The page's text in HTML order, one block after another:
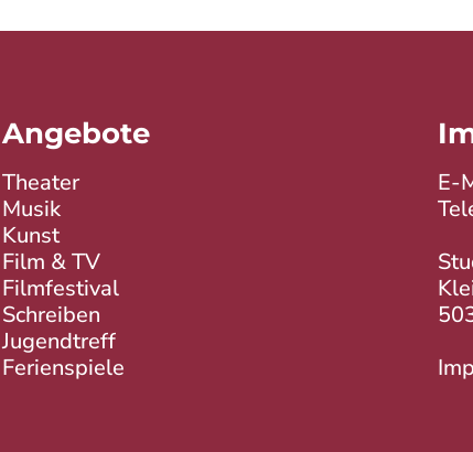
Angebote
Theater
Musik
Kunst
Film & TV
Filmfestival
Schreiben
Jugendtreff
Ferienspiele